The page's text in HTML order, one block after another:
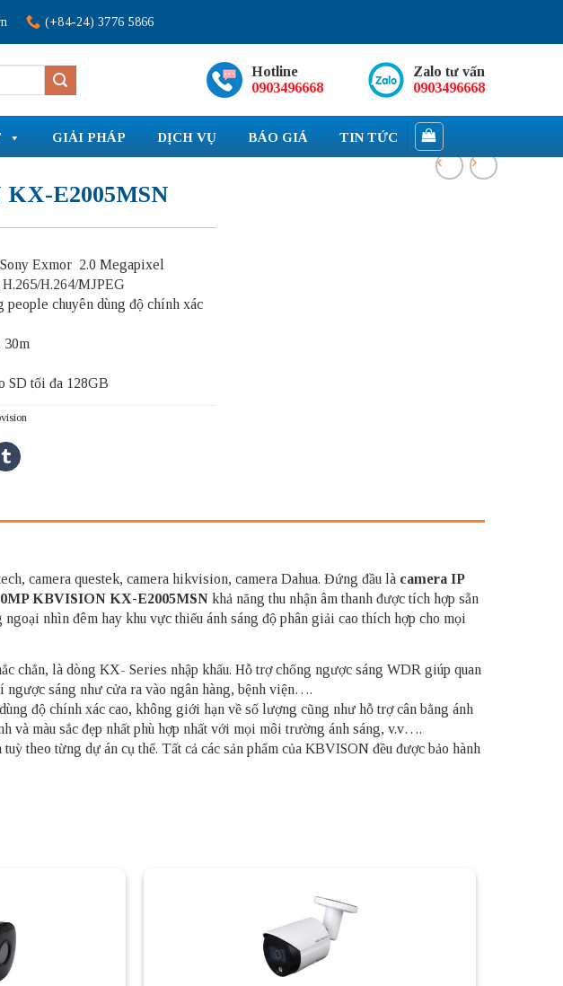
(+84-24) 3776 5866
Hotline
0903496668
Zalo tư vấn
0903496668
GIẢI PHÁP DỊCH VỤ BÁO GIÁ TIN TỨC
E2005MSN
Exmor 2.0 Megapixel
H.264/MJPEG
people chuyên dùng độ chính xác
30m
SD tối đa 128GB
camera questek, camera hikvision, camera Dahua. Đứng đầu là camera IP
KBVISION KX-E2005MSN khả năng thu nhận âm thanh được tích hợp sẵn
nhìn đêm hay khu vực thiếu ánh sáng độ phân giải cao thích hợp cho mọi
chắn, là dòng KX- Series nhập khẩu. Hỗ trợ chống ngược sáng WDR giúp quan
sáng như cửa ra vào ngân hàng, bệnh viện….
độ chính xác cao, không giới hạn về số lượng cũng như hỗ trợ cân bằng ánh
và màu sắc đẹp nhất phù hợp nhất với mọi môi trường ánh sáng, v.v….
theo từng dự án cụ thể. Tất cả các sản phẩm của KBVISON đều được bảo hành